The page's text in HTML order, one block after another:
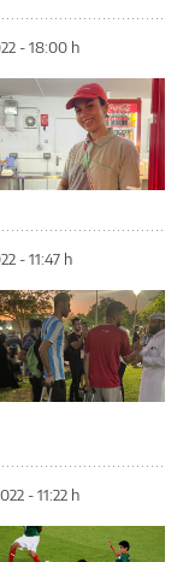
- 18:00 h
- 11:47 h
- 11:22 h